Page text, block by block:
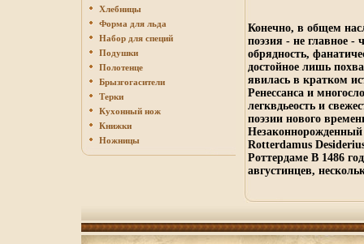
Хлебницы
Форма для льда
Набор для специй
Подушки
Полотенце
Брызгогасители
Терки
Кухонный нож
Книжки
Ножницы
Конечно, в общем
поэзия - не главное -
обрядность,
достойное лишь
явилась в кратком
Ренессанса и
легквдьеость и
поэзии нового
Rotterdamus
Роттердаме В 1486
августинцев,